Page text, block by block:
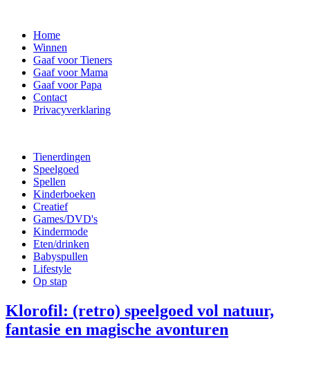
Home
Winnen
Gaaf voor Tieners
Gaaf voor Mama
Gaaf voor Papa
Contact
Privacyverklaring
Tienerdingen
Speelgoed
Spellen
Kinderboeken
Creatief
Games/DVD's
Kindermode
Eten/drinken
Babyspullen
Lifestyle
Op stap
Klorofil: (retro) speelgoed vol natuur,
fantasie en magische avonturen